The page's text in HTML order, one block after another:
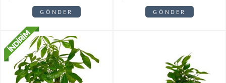
GÖNDER GÖNDER